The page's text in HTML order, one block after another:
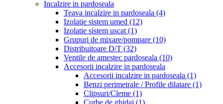
Incalzire in pardoseala
Teava incalzire in pardoseala (4)
Izolatie sistem umed (12)
Izolatie sistem uscat (1)
Grupuri de mixare/pompare (10)
Distribuitoare D/T (32)
Ventile de amestec pardoseala (10)
Accesorii incalzire in pardoseala
Accesorii incalzire in pardoseala (1)
Benzi perimetrale / Profile dilatare (1)
Clipsuri/Cleme (1)
Curbe de ghidaj (1)